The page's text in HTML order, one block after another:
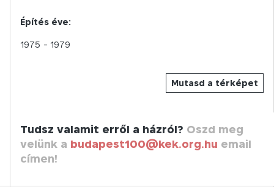
Mutasd a térképet
Építés éve:
1975 - 1979
Tudsz valamit erről a házról? Oszd meg
velünk a budapest100@kek.org.hu email
címen!